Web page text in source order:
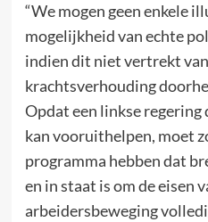
“We mogen geen enkele
mogelijkheid van echte
indien dit niet vertrekt
krachtsverhouding
Opdat een linkse regering
kan vooruithelpen, moet
programma hebben dat
en in staat is om de eisen
arbeidersbeweging